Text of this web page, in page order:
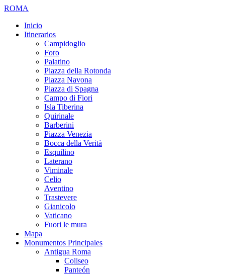
ROMA
Inicio
Itinerarios
Campidoglio
Foro
Palatino
Piazza della Rotonda
Piazza Navona
Piazza di Spagna
Campo di Fiori
Isla Tiberina
Quirinale
Barberini
Piazza Venezia
Bocca della Verità
Esquilino
Laterano
Viminale
Celio
Aventino
Trastevere
Gianicolo
Vaticano
Fuori le mura
Mapa
Monumentos Principales
Antigua Roma
Coliseo
Panteón